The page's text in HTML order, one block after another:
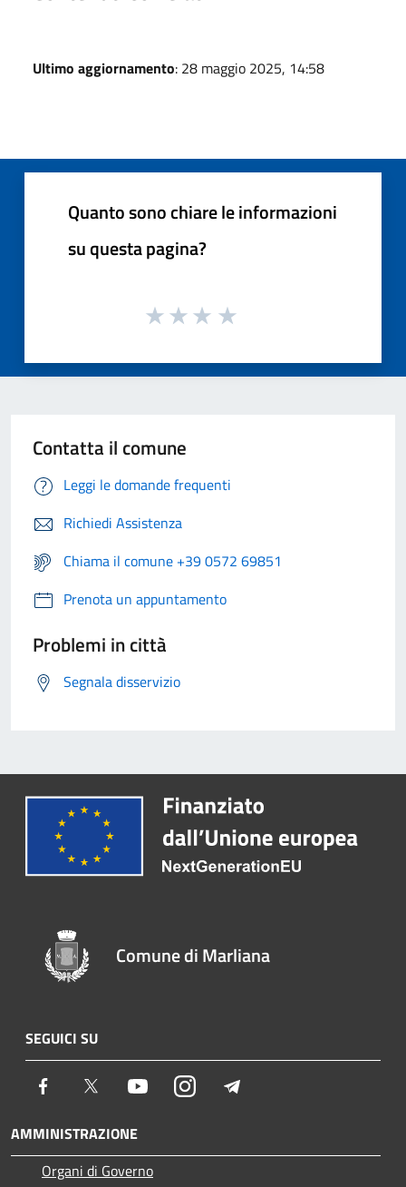
Ultimo aggiornamento: 28 maggio 2025, 14:58
Quanto sono chiare le informazioni
su questa pagina?
Contatta il comune
Leggi le domande frequenti
Richiedi Assistenza
Chiama il comune +39 0572 69851
Prenota un appuntamento
Problemi in città
Segnala disservizio
Comune di Marliana
SEGUICI SU
Facebook Twitter YoutubeInstagram
AMMINISTRAZIONE
Organi di Governo